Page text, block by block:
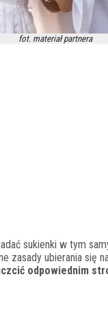
fot. materiał partnera
sukienki w tym
zasady ubierania
odpowiednim